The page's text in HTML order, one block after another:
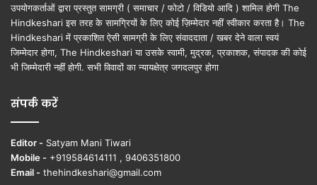
उपयोगकर्ताओं द्वारा प्रस्तुत सामग्री ( समाचार / फोटो / विडियो आदि ) शामिल होगी The
Hindkeshari इस तरह के सामग्रियों के लिए कोई ज़िम्मेदार नहीं स्वीकार करता है। The
Hindkeshari में प्रकाशित ऐसी सामग्री के लिए संवाददाता / खबर देने वाला स्वयं
जिम्मेदार होगा, The Hindkeshari या उसके स्वामी, मुद्रक, प्रकाशक, संपादक की कोई
भी जिम्मेदारी नहीं होगी. सभी विवादों का न्यायक्षेत्र जगदलपुर होगा
संपर्क करें
Editor - Satyam Mani Tiwari
Mobile - +919584614111 , 9406351800
Email - thehindkeshari@gmail.com